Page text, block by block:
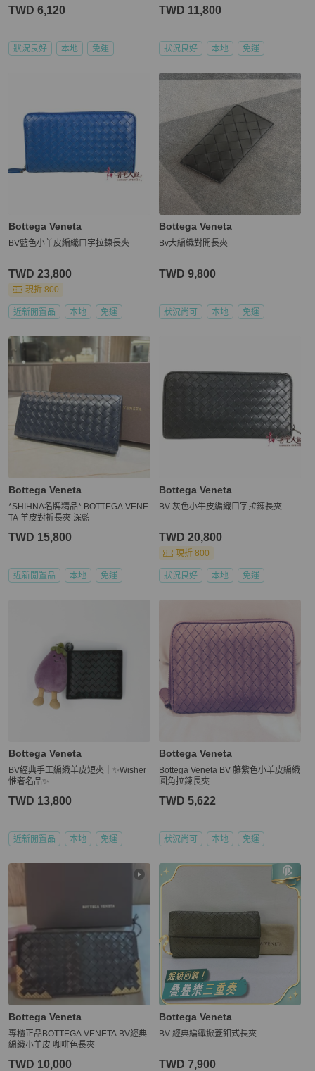
手皮夾/二手精品/保證正品🌳二手樹屋
TWD 6,120
狀況良好 本地 免運
TWD 11,800
狀況良好 本地 免運
Bottega Veneta
BV藍色小羊皮編織ㄇ字拉鍊長夾
TWD 23,800
現折 800
近新閒置品 本地 免運
Bottega Veneta
Bv大編織對開長夾
TWD 9,800
狀況尚可 本地 免運
Bottega Veneta
*SHIHNA名牌精品* BOTTEGA VENE
TA 羊皮對折長夾 深藍
TWD 15,800
近新閒置品 本地 免運
Bottega Veneta
BV 灰色小牛皮編織ㄇ字拉錬長夾
TWD 20,800
現折 800
狀況良好 本地 免運
Bottega Veneta
BV經典手工編織羊皮短夾｜✨Wisher
惟奢名品✨
TWD 13,800
近新閒置品 本地 免運
Bottega Veneta
Bottega Veneta BV 藤紫色小羊皮編織
圓角拉鍊長夾
TWD 5,622
狀況尚可 本地 免運
Bottega Veneta
專櫃正品BOTTEGA VENETA BV經典
編織小羊皮 咖啡色長夾
TWD 10,000
Bottega Veneta
BV 經典編織掀蓋釦式長夾
TWD 7,900